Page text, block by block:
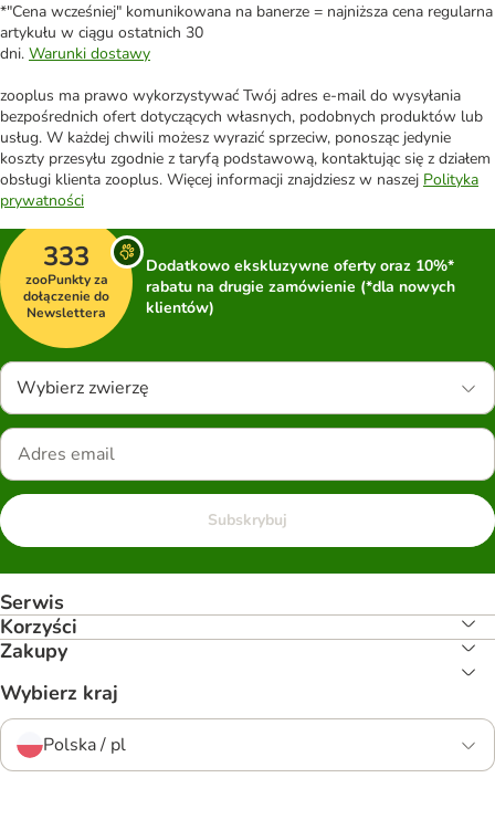
*"Cena wcześniej" komunikowana na banerze = najniższa cena regularna
artykułu w ciągu ostatnich 30
dni. Warunki dostawy
zooplus ma prawo wykorzystywać Twój adres e-mail do wysyłania
bezpośrednich ofert dotyczących własnych, podobnych produktów lub
usług. W każdej chwili możesz wyrazić sprzeciw, ponosząc jedynie
koszty przesyłu zgodnie z taryfą podstawową, kontaktując się z działem
obsługi klienta zooplus. Więcej informacji znajdziesz w naszej Polityka
prywatności
333
zooPunkty za
dołączenie do
Newslettera
Dodatkowo ekskluzywne oferty oraz 10%*
rabatu na drugie zamówienie (*dla nowych
klientów)
Wybierz zwierzę
Subskrybuj
Serwis
Korzyści
Zakupy
Wybierz kraj
Polska / pl